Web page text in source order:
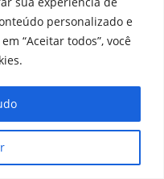
personalizado e
“Aceitar todos”, você